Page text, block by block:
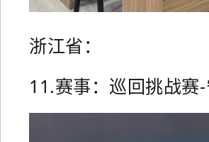
浙江省：
11.赛事：巡回挑战